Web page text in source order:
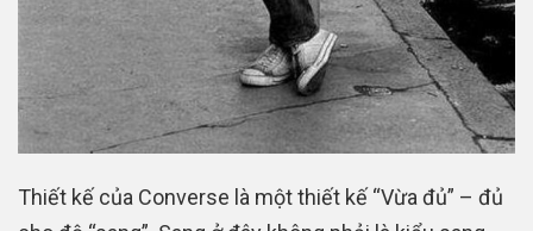
Thiết kế của Converse là một thiết kế “Vừa đủ” – đủ